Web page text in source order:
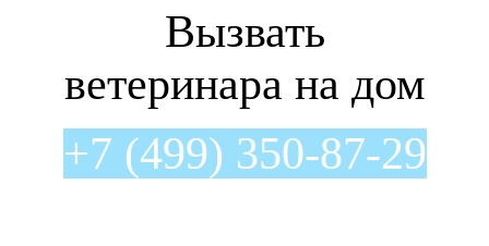
Вызвать
ветеринара на дом
+7 (499) 350-87-29